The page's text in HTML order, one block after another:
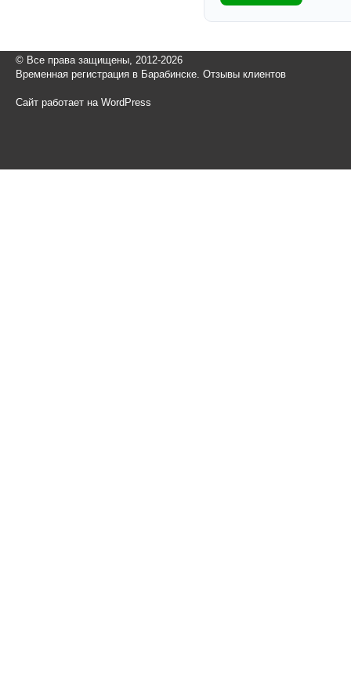
© Все права защищены, 2012-2026
Временная регистрация в Барабинске. Отзывы клиентов
Сайт работает на WordPress